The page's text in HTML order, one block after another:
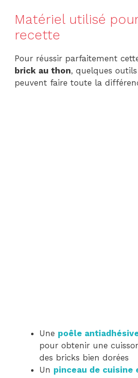
Matériel utilisé
recette
Pour réussir parfaitement
brick au thon, quelques
peuvent faire toute la
Une poêle
pour obtenir une
des bricks bien dorées
Un pinceau de cuisine